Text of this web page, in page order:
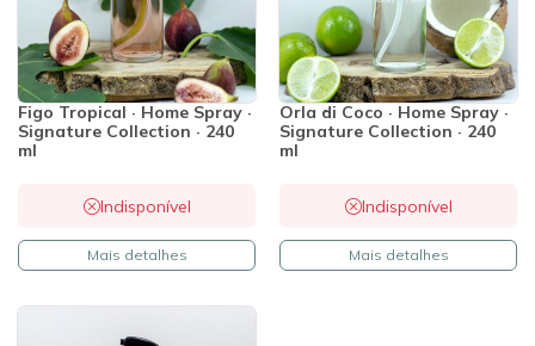
Figo Tropical · Home Spray ·
Signature Collection · 240
ml
Indisponível
Mais detalhes
Orla di Coco · Home Spray ·
Signature Collection · 240
ml
Indisponível
Mais detalhes